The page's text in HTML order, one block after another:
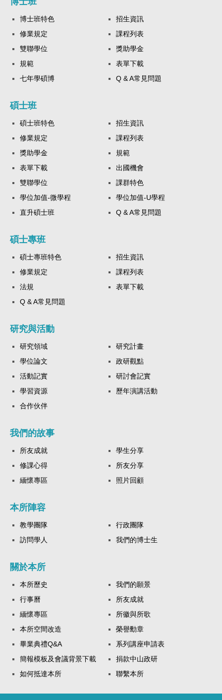
博士班特色
招生資訊
修業規定
課程列表
雙聯學位
獎助學金
規範
表單下載
七年學碩博
Q & A常見問題
碩士班
碩士班特色
招生資訊
修業規定
課程列表
獎助學金
規範
表單下載
出國機會
雙聯學位
課群特色
學位加值-微學程
學位加值-U學程
直升碩士班
Q & A常見問題
碩士專班
碩士專班特色
招生資訊
修業規定
課程列表
法規
表單下載
Q & A常見問題
研究與活動
研究領域
研究計畫
學位論文
政研觀點
活動記實
研討會記實
學習資源
歷年演講活動
合作伙伴
我們的故事
所友成就
學生分享
修課心得
所友分享
緬懷專區
照片回顧
本所陣容
教學團隊
行政團隊
訪問學人
我們的博士生
關於本所
本所歷史
我們的願景
行事曆
所友成就
緬懷專區
所徽與所歌
本所空間改造
榮譽勳章
畢業典禮Q&A
系列講座申請表
簡報模板及會議背景下載
捐款中山政研
如何抵達本所
聯繫本所